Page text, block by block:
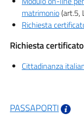
matrimonio(art.5,
Richiesta
Richiesta
Cittadinanza
PASSAPORTI